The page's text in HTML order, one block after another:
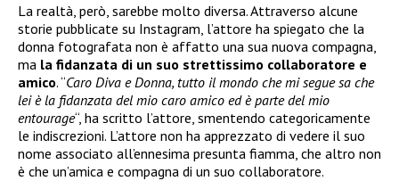
La realtà, però, sarebbe molto diversa. Attraverso alcune
storie pubblicate su Instagram, l’attore ha spiegato che la
donna fotografata non è affatto una sua nuova compagna,
ma la fidanzata di un suo strettissimo collaboratore e
amico. “Caro Diva e Donna, tutto il mondo che mi segue sa che
lei è la fidanzata del mio caro amico ed è parte del mio
entourage“, ha scritto l’attore, smentendo categoricamente
le indiscrezioni. L’attore non ha apprezzato di vedere il suo
nome associato all’ennesima presunta fiamma, che altro non
è che un’amica e compagna di un suo collaboratore.